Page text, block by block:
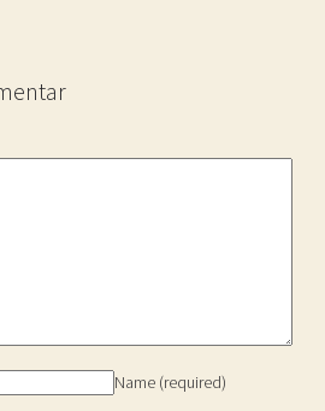
Name (required)